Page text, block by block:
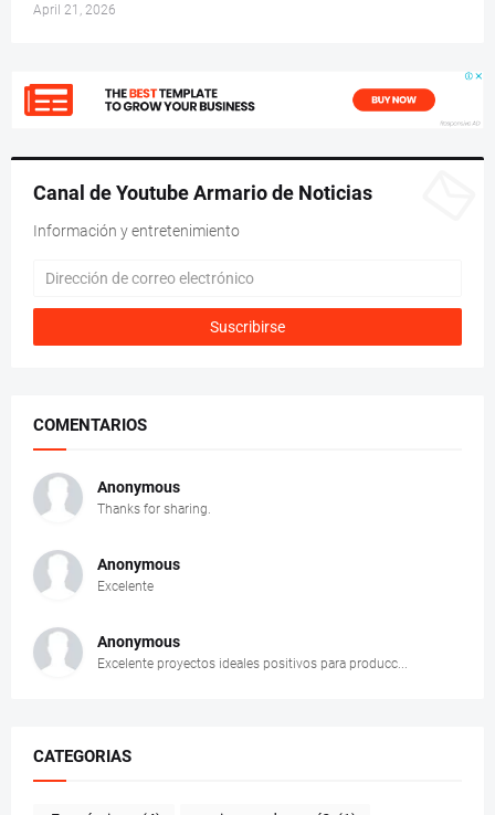
April 21, 2026
Canal de Youtube Armario de Noticias
Información y entretenimiento
COMENTARIOS
Anonymous
Thanks for sharing.
Anonymous
Excelente
Anonymous
Excelente proyectos ideales positivos para producc...
CATEGORIAS